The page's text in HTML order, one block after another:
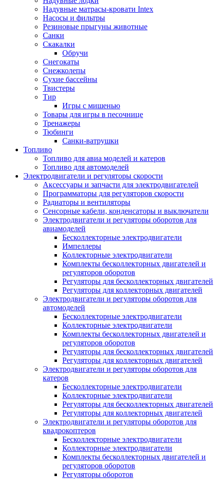
Надувные матрасы-кровати Intex
Насосы и фильтры
Резиновые прыгуны животные
Санки
Скакалки
Обручи
Снегокаты
Снежколепы
Сухие бассейны
Твистеры
Тир
Игры с мишенью
Товары для игры в песочнице
Тренажеры
Тюбинги
Санки-ватрушки
Топливо
Топливо для авиа моделей и катеров
Топливо для автомоделей
Электродвигатели и регуляторы скорости
Аксессуары и запчасти для электродвигателей
Программаторы для регуляторов скорости
Радиаторы и вентиляторы
Сенсорные кабели, конденсаторы и выключатели
Электродвигатели и регуляторы оборотов для
авиамоделей
Бесколлекторные электродвигатели
Импеллеры
Коллекторные электродвигатели
Комплекты бесколлекторных двигателей и
регуляторов оборотов
Регуляторы для бесколлекторных двигателей
Регуляторы для коллекторных двигателей
Электродвигатели и регуляторы оборотов для
автомоделей
Бесколлекторные электродвигатели
Коллекторные электродвигатели
Комплекты бесколлекторных двигателей и
регуляторов оборотов
Регуляторы для бесколлекторных двигателей
Регуляторы для коллекторных двигателей
Электродвигатели и регуляторы оборотов для
катеров
Бесколлекторные электродвигатели
Коллекторные электродвигатели
Регуляторы для бесколлекторных двигателей
Регуляторы для коллекторных двигателей
Электродвигатели и регуляторы оборотов для
квадрокоптеров
Бесколлекторные электродвигатели
Коллекторные электродвигатели
Комплекты бесколлекторных двигателей и
регуляторов оборотов
Регуляторы оборотов